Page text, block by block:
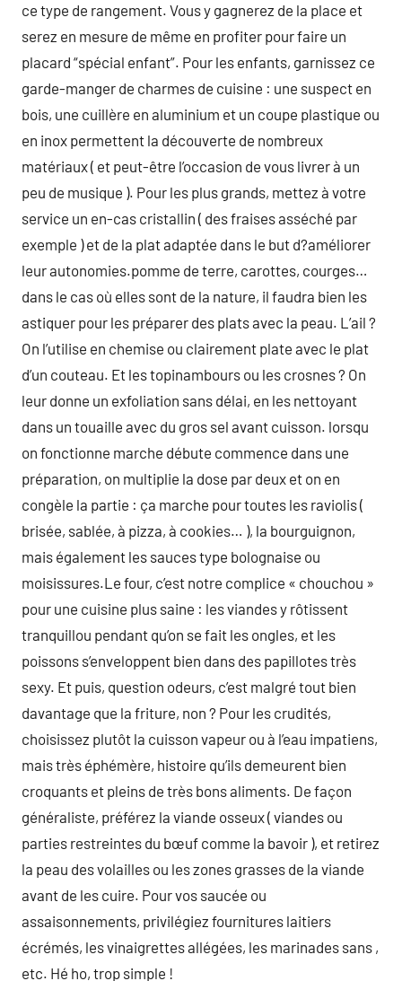
ce type de rangement. Vous y gagnerez de la place et
serez en mesure de même en profiter pour faire un
placard “spécial enfant”. Pour les enfants, garnissez ce
garde-manger de charmes de cuisine : une suspect en
bois, une cuillère en aluminium et un coupe plastique ou
en inox permettent la découverte de nombreux
matériaux ( et peut-être l’occasion de vous livrer à un
peu de musique ). Pour les plus grands, mettez à votre
service un en-cas cristallin ( des fraises asséché par
exemple ) et de la plat adaptée dans le but d?améliorer
leur autonomies.pomme de terre, carottes, courges…
dans le cas où elles sont de la nature, il faudra bien les
astiquer pour les préparer des plats avec la peau. L’ail ?
On l’utilise en chemise ou clairement plate avec le plat
d’un couteau. Et les topinambours ou les crosnes ? On
leur donne un exfoliation sans délai, en les nettoyant
dans un touaille avec du gros sel avant cuisson. lorsqu
on fonctionne marche débute commence dans une
préparation, on multiplie la dose par deux et on en
congèle la partie : ça marche pour toutes les raviolis (
brisée, sablée, à pizza, à cookies… ), la bourguignon,
mais également les sauces type bolognaise ou
moisissures.Le four, c’est notre complice « chouchou »
pour une cuisine plus saine : les viandes y rôtissent
tranquillou pendant qu’on se fait les ongles, et les
poissons s’enveloppent bien dans des papillotes très
sexy. Et puis, question odeurs, c’est malgré tout bien
davantage que la friture, non ? Pour les crudités,
choisissez plutôt la cuisson vapeur ou à l’eau impatiens,
mais très éphémère, histoire qu’ils demeurent bien
croquants et pleins de très bons aliments. De façon
généraliste, préférez la viande osseux ( viandes ou
parties restreintes du bœuf comme la bavoir ), et retirez
la peau des volailles ou les zones grasses de la viande
avant de les cuire. Pour vos saucée ou
assaisonnements, privilégiez fournitures laitiers
écrémés, les vinaigrettes allégées, les marinades sans ,
etc. Hé ho, trop simple !